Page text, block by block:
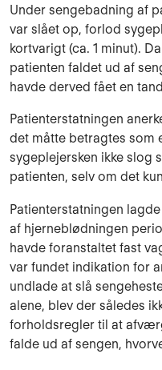
Under sengebadning af
var slået op, forlod
kortvarigt (ca. 1 minut).
patienten faldet ud af
havde derved fået en
Patienterstatningen
det måtte betragtes som
sygeplejersken ikke slog
patienten, selv om det
Patienterstatningen
af hjerneblødningen
havde foranstaltet fast
var fundet indikation for
undlade at slå
alene, blev der således
forholdsregler til at
falde ud af sengen,